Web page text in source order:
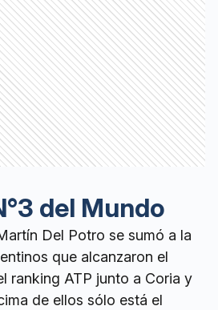
del Mundo
Del Potro se sumó a la
que alcanzaron el
ranking ATP junto a Coria y
de ellos sólo está el